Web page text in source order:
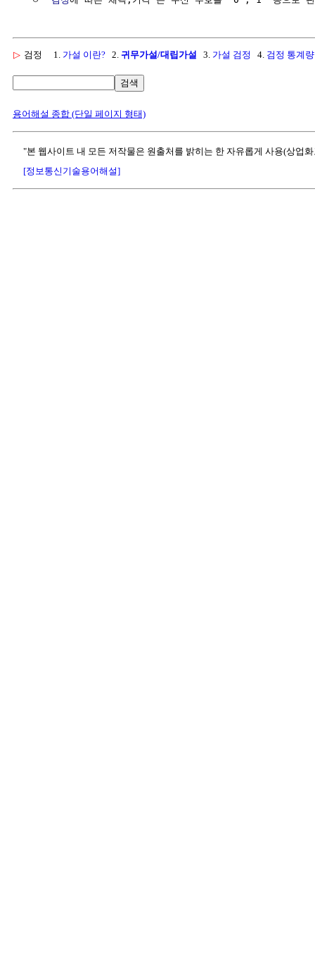
▷ 검정 1. 가설 이란? 2. 귀무가설/대립가설 3. 가설 검정 4. 검정 통계량
검색
용어해설 종합 (단일 페이지 형태)
"본 웹사이트 내 모든 저작물은 원출처를 밝히는 한 자유롭게 사용(상업
[정보통신기술용어해설]